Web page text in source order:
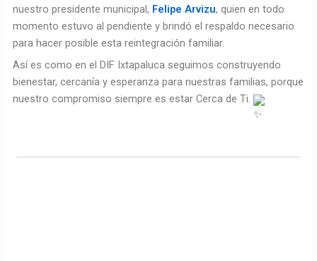
nuestro presidente municipal, Felipe Arvizu, quien en todo
momento estuvo al pendiente y brindó el respaldo necesario
para hacer posible esta reintegración familiar.
Así es como en el DIF Ixtapaluca seguimos construyendo
bienestar, cercanía y esperanza para nuestras familias, porque
nuestro compromiso siempre es estar Cerca de Ti.